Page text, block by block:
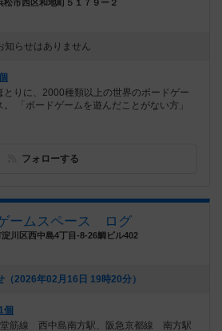
松市西区和地町５１７９ー２
知らせはありません
とりに、2000種類以上の世界のボードゲー
「ボードゲームを遊んだことがない方」
フォローする
ームスペース ログ
川区西中島4丁目-8-26鯛ビル402
2026年02月16日 19時20分）
個
筋線 西中島南方駅、阪急京都線 南方駅